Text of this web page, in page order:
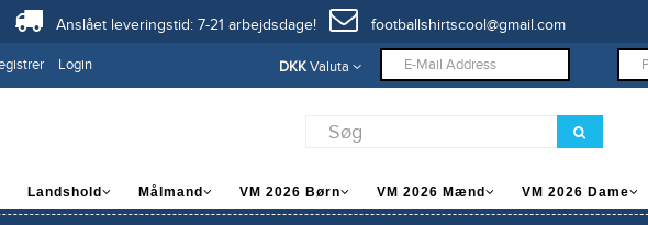
Anslået leveringstid: 7-21 arbejdsdage! footballshirtscool@gmail.com
Login DKKValuta
Landshold Målmand VM 2026 Børn VM 2026 Mænd VM 2026 Dame